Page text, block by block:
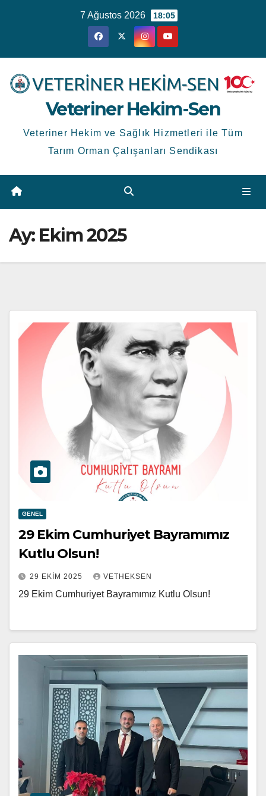
7 Ağustos 2026 18:05
Veteriner Hekim-Sen
Veteriner Hekim ve Sağlık Hizmetleri ile Tüm
Tarım Orman Çalışanları Sendikası
Ay: Ekim 2025
GENEL
29 Ekim Cumhuriyet Bayramımız
Kutlu Olsun!
29 EKIM 2025 VETHEKSEN
29 Ekim Cumhuriyet Bayramımız Kutlu Olsun!